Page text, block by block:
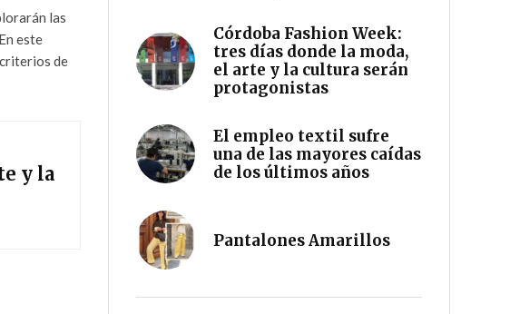
las
este
de
y la
Córdoba Fashion Week:
tres días donde la moda,
el arte y la cultura serán
protagonistas
El empleo textil sufre
una de las mayores caídas
de los últimos años
Pantalones Amarillos